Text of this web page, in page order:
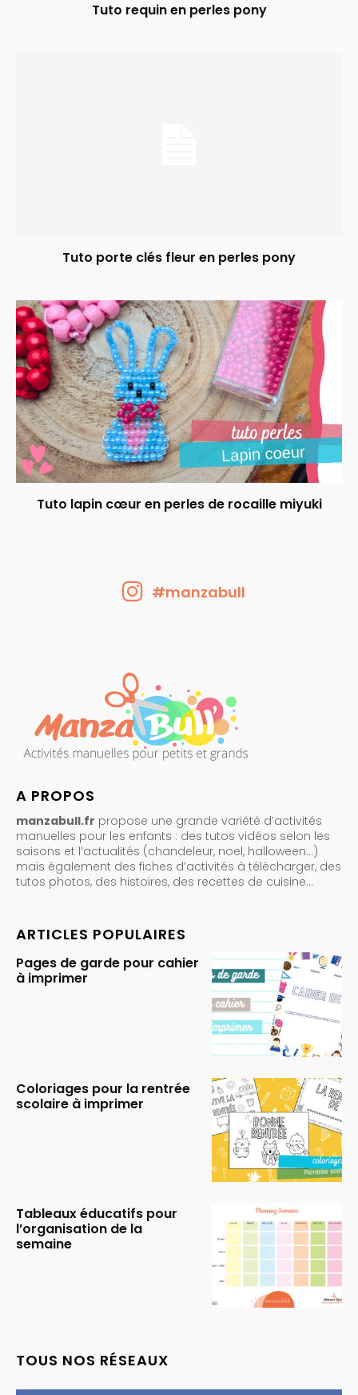
Tuto requin en perles pony
Tuto porte clés fleur en perles pony
Tuto lapin cœur en perles de rocaille miyuki
#manzabull
A PROPOS
manzabull.fr propose une grande variété d’activités
manuelles pour les enfants : des tutos vidéos selon les
saisons et l’actualités (chandeleur, noel, halloween…)
mais également des fiches d’activités à télécharger, des
tutos photos, des histoires, des recettes de cuisine…
ARTICLES POPULAIRES
Pages de garde pour cahier
à imprimer
Coloriages pour la rentrée
scolaire à imprimer
Tableaux éducatifs pour
l’organisation de la
semaine
TOUS NOS RÉSEAUX